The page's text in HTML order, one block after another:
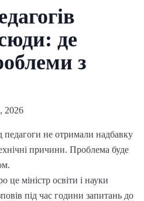
де
з
2026
педагоги не отримали надбавку
причини. Проблема буде
це міністр освіти і науки
під час години запитань до